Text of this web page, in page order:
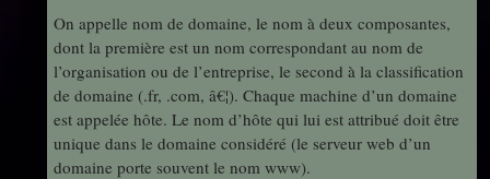
On appelle nom de domaine, le nom à deux composantes,
dont la première est un nom correspondant au nom de
l’organisation ou de l’entreprise, le second à la classification
de domaine (.fr, .com, â€¦). Chaque machine d’un domaine
est appelée hôte. Le nom d’hôte qui lui est attribué doit être
unique dans le domaine considéré (le serveur web d’un
domaine porte souvent le nom www).